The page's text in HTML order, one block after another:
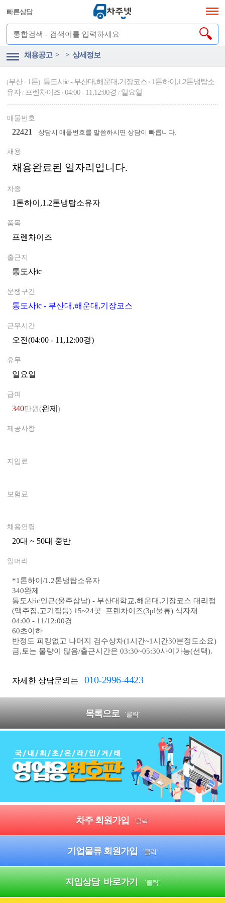
빠른상담
채용공고 > > 상세정보
(부산- 1톤) 통도사ic - 부산대,해운대,기장코스/ 1톤하이,1.2톤냉탑소
유자/ 프렌차이즈/ 04:00 - 11,12:00경/ 일요일
매물번호
22421 상담시 매물번호를 말씀하시면 상담이 빠릅니다.
채용
채용완료된 일자리입니다.
차종
1톤하이,1.2톤냉탑소유자
품목
프렌차이즈
출근지
통도사ic0
운행구간
통도사ic - 부산대,해운대,기장코스
근무시간
오전(04:00 - 11,12:00경)0
휴무
일요일
급여
340만원(완제 )
제공사항
지입료
보험료
채용연령
20대 ~ 50대 중반0
일머리
*1톤하이/1.2톤냉탑소유자
340완제
통도사ic인근(울주삼남) - 부산대학교,해운대,기장코스 대리점
(맥주집,고기집등) 15~24곳 프렌차이즈(3pl물류) 식자재
04:00 - 11/12:00경
60초이하
반정도 피킹없고 나머지 검수상차(1시간~1시간30분정도소요)
금,토는 물량이 많음/출근시간은 03:30~05:30사이가능(선택).
자세한 상담문의는 010-2996-4423
목록으로 `클릭`
차주 회원가입 `클릭`
기업물류 회원가입 `클릭`
지입상담 바로가기 `클릭`